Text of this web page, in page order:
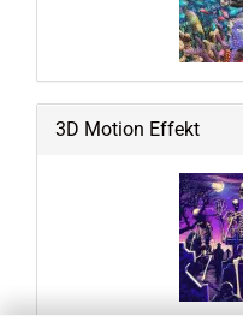
3D Motion Effekt